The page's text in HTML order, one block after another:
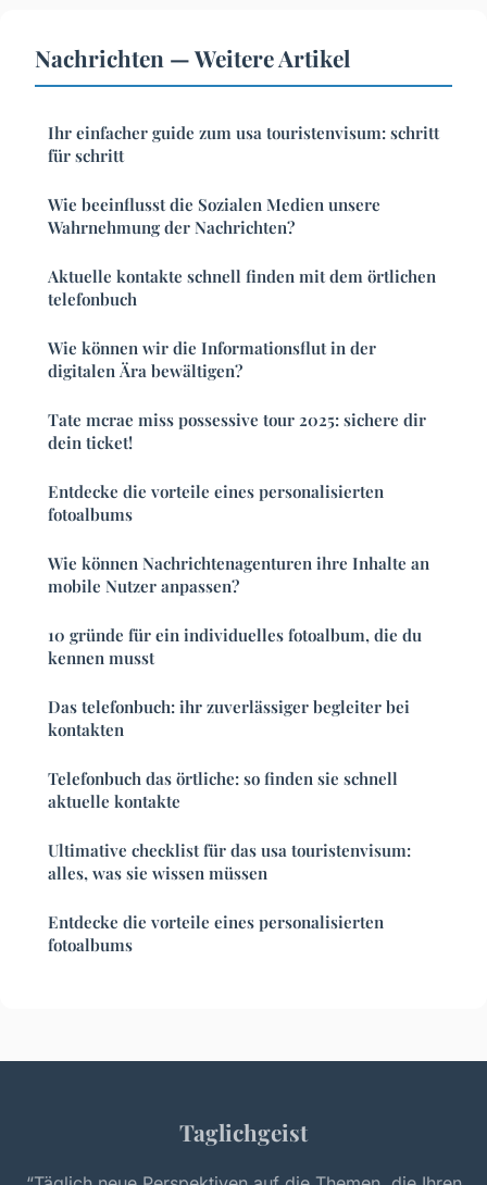
Nachrichten — Weitere Artikel
Ihr einfacher guide zum usa touristenvisum: schritt
für schritt
Wie beeinflusst die Sozialen Medien unsere
Wahrnehmung der Nachrichten?
Aktuelle kontakte schnell finden mit dem örtlichen
telefonbuch
Wie können wir die Informationsflut in der
digitalen Ära bewältigen?
Tate mcrae miss possessive tour 2025: sichere dir
dein ticket!
Entdecke die vorteile eines personalisierten
fotoalbums
Wie können Nachrichtenagenturen ihre Inhalte an
mobile Nutzer anpassen?
10 gründe für ein individuelles fotoalbum, die du
kennen musst
Das telefonbuch: ihr zuverlässiger begleiter bei
kontakten
Telefonbuch das örtliche: so finden sie schnell
aktuelle kontakte
Ultimative checklist für das usa touristenvisum:
alles, was sie wissen müssen
Entdecke die vorteile eines personalisierten
fotoalbums
Taglichgeist